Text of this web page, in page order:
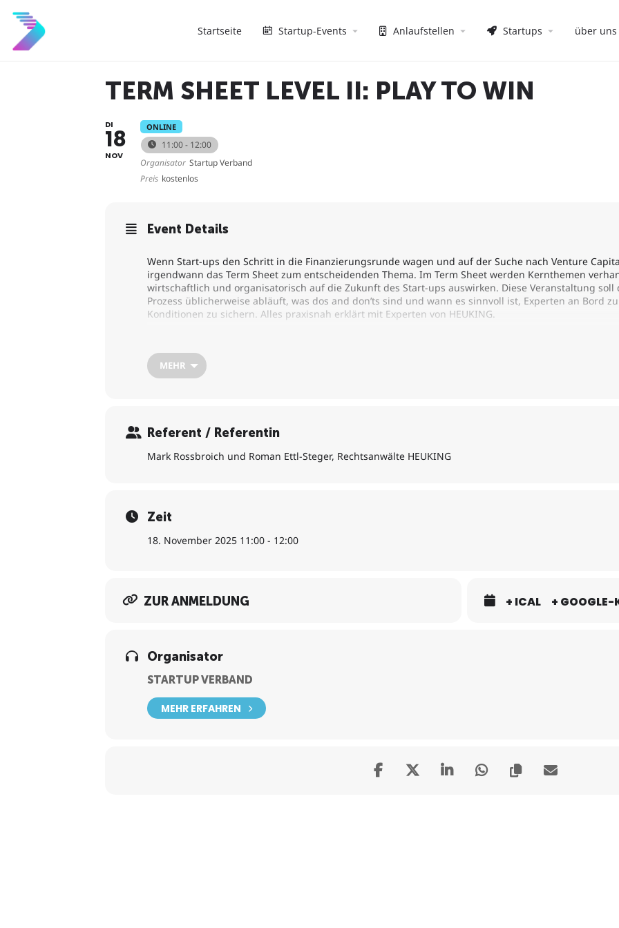
Startseite Startup-Events Anlaufstellen Startups über uns
TERM SHEET LEVEL II: PLAY TO WIN
DI
18
NOV
ONLINE
11:00 - 12:00
Organisator Startup Verband
Preis kostenlos
Event Details
Wenn Start-ups den Schritt in die Finanzierungsrunde wagen und auf der Suche nach Venture
irgendwann das Term Sheet zum entscheidenden Thema. Im Term Sheet werden Kernthemen
wirtschaftlich und organisatorisch auf die Zukunft des Start-ups auswirken. Diese Veranstaltung
Prozess üblicherweise abläuft, was dos and don’ts sind und wann es sinnvoll ist, Experten an Bord
Konditionen zu sichern. Alles praxisnah erklärt mit Experten von HEUKING.
MEHR
Referent / Referentin
Mark Rossbroich und Roman Ettl-Steger, Rechtsanwälte HEUKING
Zeit
18. November 2025 11:00 - 12:00
ZUR ANMELDUNG + ICAL + GOOGLE-
Organisator
STARTUP VERBAND
MEHR ERFAHREN